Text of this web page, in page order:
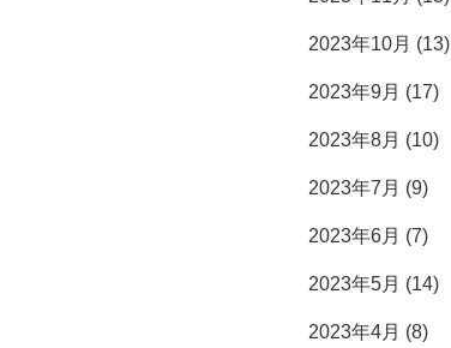
2023年10月 (13)
2023年9月 (17)
2023年8月 (10)
2023年7月 (9)
2023年6月 (7)
2023年5月 (14)
2023年4月 (8)